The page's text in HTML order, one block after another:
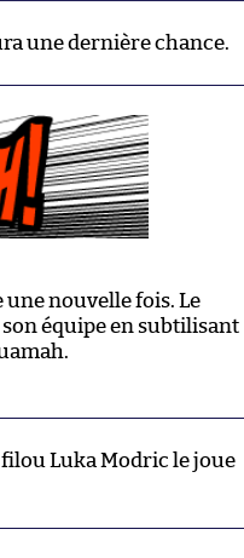
une dernière chance.
une nouvelle fois. Le
équipe en subtilisant
Luka Modric le joue